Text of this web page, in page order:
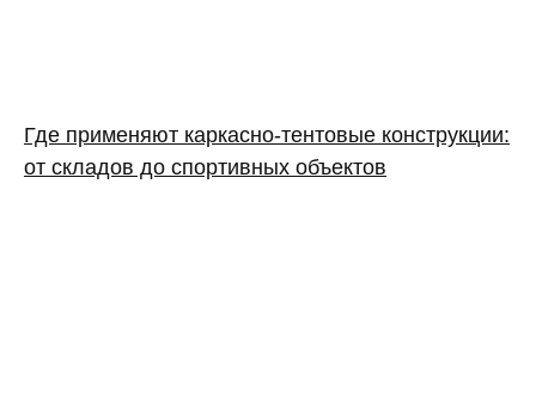
Где применяют каркасно‑тентовые конструкции:
от складов до спортивных объектов